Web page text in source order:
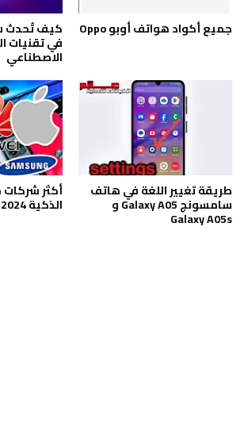
جميع أكواد هواتف أوبو Oppo كيف تُحدث
في تقنيات
الاصطناعي
طريقة تغيير اللغة في هاتف
سامسونج Galaxy A05 و
Galaxy A05s
أكثر
الذكية 2024